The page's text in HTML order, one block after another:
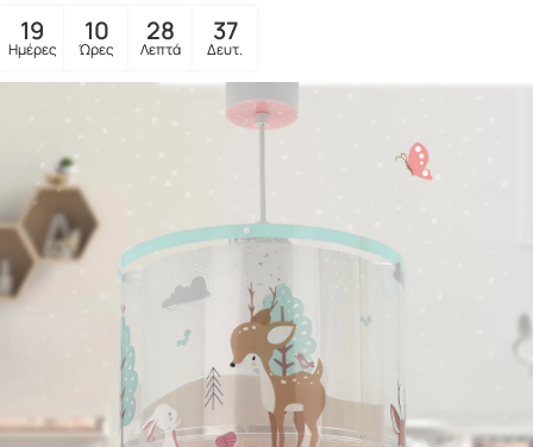
19
Ημέρες
10
Ώρες
28
Λεπτά
35
Δευτ.